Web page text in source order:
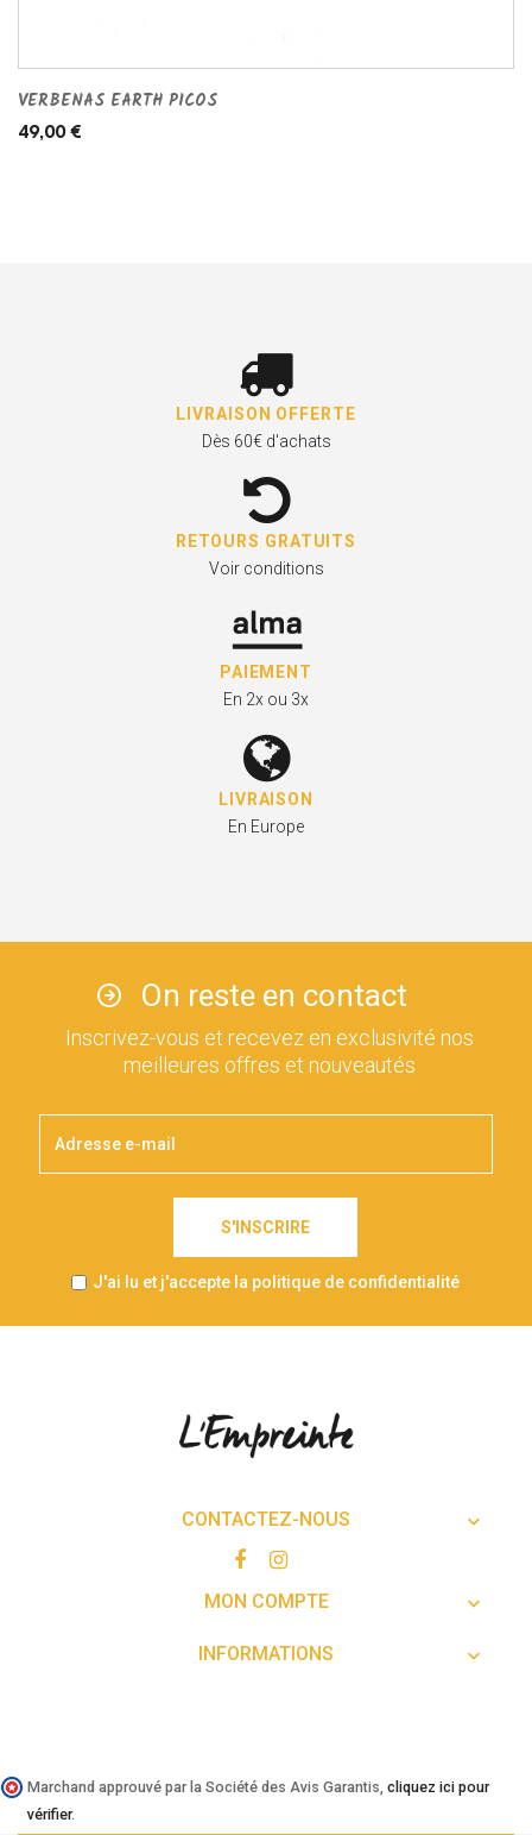
VERBENAS EARTH PICOS
49,00 €
LIVRAISON OFFERTE
Dès 60€ d'achats
RETOURS GRATUITS
Voir conditions
PAIEMENT
En 2x ou 3x
LIVRAISON
En Europe
On reste en contact
Inscrivez-vous et recevez en exclusivité nos
meilleures offres et nouveautés
S'INSCRIRE
J'ai lu et j'accepte la politique de confidentialité
CONTACTEZ-NOUS 
MON COMPTE 
INFORMATIONS 
Marchand approuvé par la Société des Avis Garantis, cliquez ici pour
vérifier.